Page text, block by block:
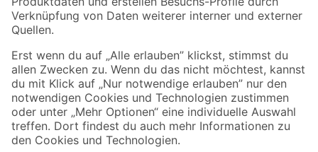
Sicher einkaufen
Jetzt die toom-App herunterladen